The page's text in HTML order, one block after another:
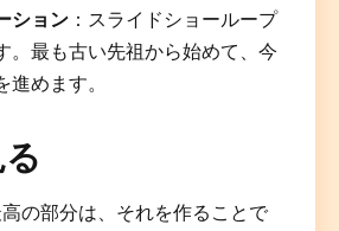
ション ：スライドショーループ
。最も古い先祖から始めて、今
進めます。
の部分は、それを作ることで